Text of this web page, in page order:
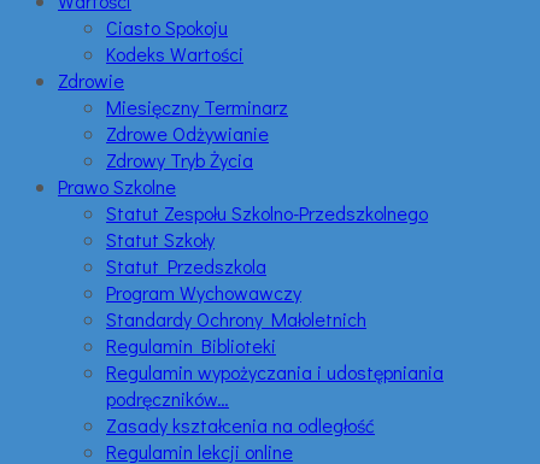
Ciasto Spokoju
Kodeks Wartości
Zdrowie
Miesięczny Terminarz
Zdrowe Odżywianie
Zdrowy Tryb Życia
Prawo Szkolne
Statut Zespołu Szkolno-Przedszkolnego
Statut Szkoły
Statut Przedszkola
Program Wychowawczy
Standardy Ochrony Małoletnich
Regulamin Biblioteki
Regulamin wypożyczania i udostępniania
podręczników…
Zasady kształcenia na odległość
Regulamin lekcji online